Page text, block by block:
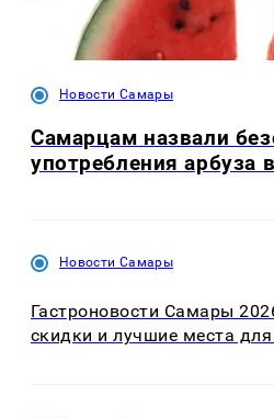
Новости Самары
Самарцам назвали
употребления арбуза
Новости Самары
Гастроновости Самары
скидки и лучшие места